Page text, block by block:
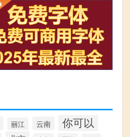
丽江 云南 你可以